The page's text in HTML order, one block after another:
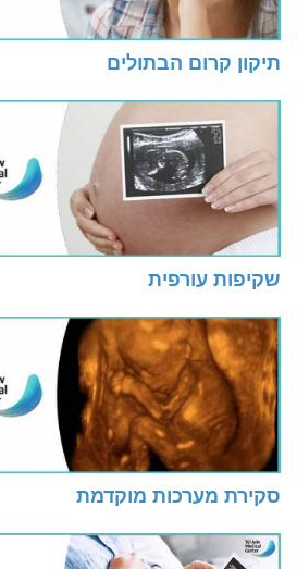
תיקון קרום הבתולים
שקיפות עורפית
סקירת מערכות מוקדמת